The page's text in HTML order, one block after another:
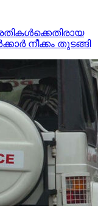
നീക്കം തുടങ്ങി